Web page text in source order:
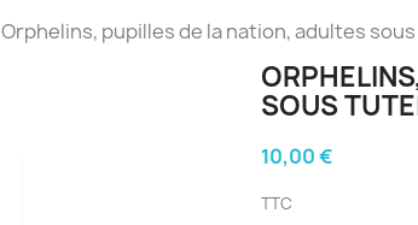
Orphelins, pupilles de la nation, adultes
SOUS
10,00 €
TTC